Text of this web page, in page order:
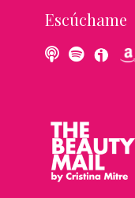
Escúchame